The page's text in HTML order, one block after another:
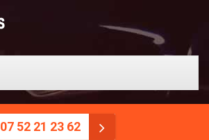
07 52 21 23 62